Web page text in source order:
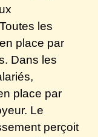
les
place par
Dans les
place par
Le
perçoit